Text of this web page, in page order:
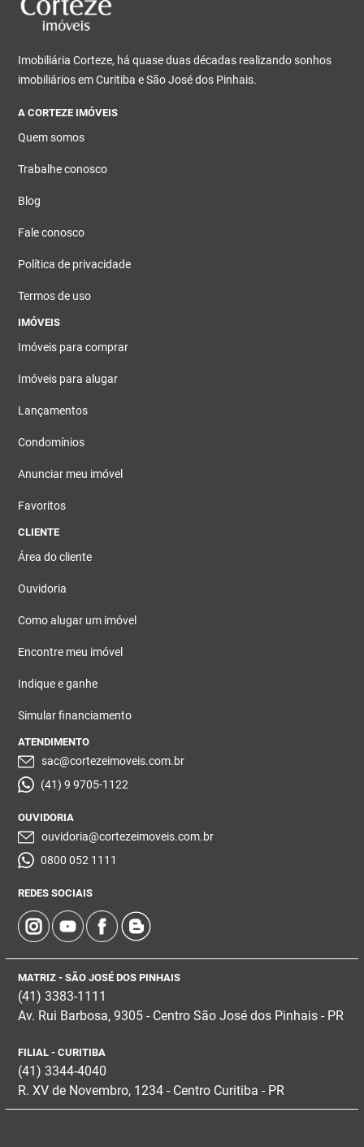
Imobiliária Corteze, há quase duas décadas realizando sonhos
imobiliários em Curitiba e São José dos Pinhais.
A CORTEZE IMÓVEIS
Quem somos
Trabalhe conosco
Blog
Fale conosco
Política de privacidade
Termos de uso
IMÓVEIS
Imóveis para comprar
Imóveis para alugar
Lançamentos
Condomínios
Anunciar meu imóvel
Favoritos
CLIENTE
Área do cliente
Ouvidoria
Como alugar um imóvel
Encontre meu imóvel
Indique e ganhe
Simular financiamento
ATENDIMENTO
sac@cortezeimoveis.com.br
(41) 9 9705-1122
OUVIDORIA
ouvidoria@cortezeimoveis.com.br
0800 052 1111
REDES SOCIAIS
MATRIZ - SÃO JOSÉ DOS PINHAIS
(41) 3383-1111
Av. Rui Barbosa, 9305 - Centro São José dos Pinhais - PR
FILIAL - CURITIBA
(41) 3344-4040
R. XV de Novembro, 1234 - Centro Curitiba - PR